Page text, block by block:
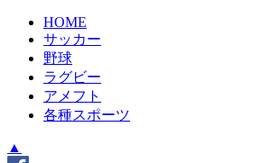
HOME
サッカー
野球
ラグビー
アメフト
各種スポーツ
▲